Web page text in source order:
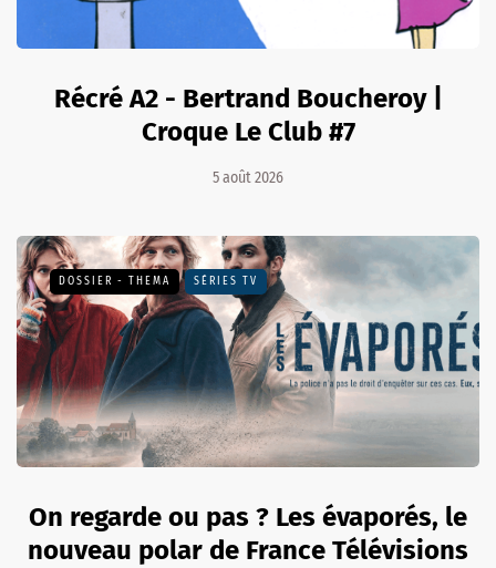
Récré A2 - Bertrand Boucheroy |
Croque Le Club #7
5 août 2026
DOSSIER - THEMA SÉRIES TV
On regarde ou pas ? Les évaporés, le
nouveau polar de France Télévisions